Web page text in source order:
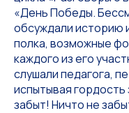
«День Победы.
обсуждали историю
полка, возможные
каждого из его
слушали педагога,
испытывая гордость
забыт! Ничто не